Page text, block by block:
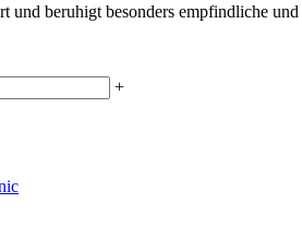
und beruhigt besonders empfindliche
+